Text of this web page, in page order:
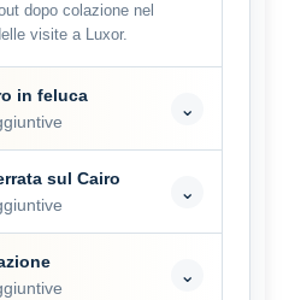
dopo colazione nel
visite a Luxor.
in feluca
⌄
sul Cairo
⌄
⌄